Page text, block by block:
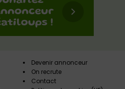
Devenir annonceur
On recrute
Contact